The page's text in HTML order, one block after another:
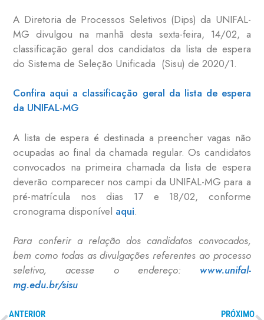
A Diretoria de Processos Seletivos (Dips) da UNIFAL-
MG divulgou na manhã desta sexta-feira, 14/02, a
classificação geral dos candidatos da lista de espera
do Sistema de Seleção Unificada (Sisu) de 2020/1.
Confira aqui a classificação geral da lista de espera
da UNIFAL-MG
A lista de espera é destinada a preencher vagas não
ocupadas ao final da chamada regular. Os candidatos
convocados na primeira chamada da lista de espera
deverão comparecer nos campi da UNIFAL-MG para a
pré-matrícula nos dias 17 e 18/02, conforme
cronograma disponível aqui.
Para conferir a relação dos candidatos convocados,
bem como todas as divulgações referentes ao processo
seletivo, acesse o endereço: www.unifal-
mg.edu.br/sisu
ANTERIOR PRÓXIMO